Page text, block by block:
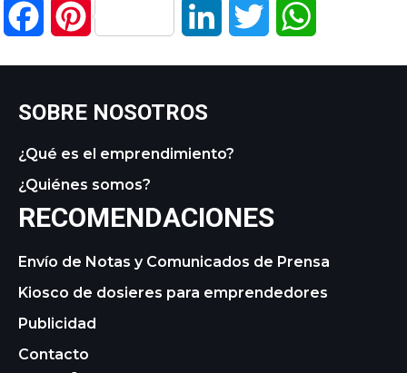
FacebookPinterest LinkedIn Twitter
SOBRE NOSOTROS
¿Qué es el emprendimiento?
¿Quiénes somos?
RECOMENDACIONES
Envío de Notas y Comunicados de Prensa
Kiosco de dosieres para emprendedores
Publicidad
Contacto